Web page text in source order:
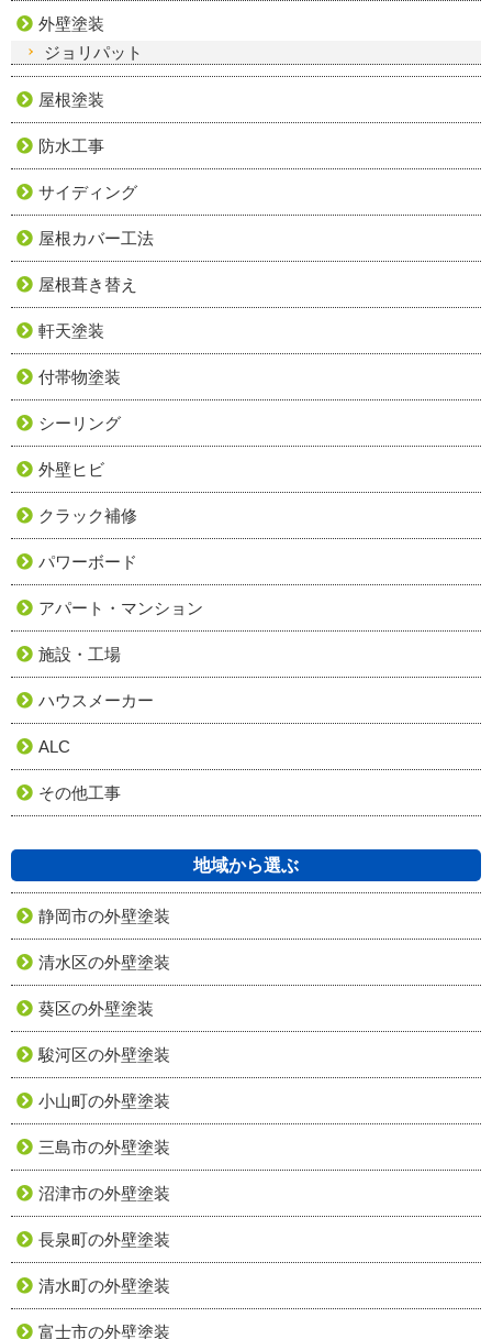
外壁塗装
ジョリパット
屋根塗装
防水工事
サイディング
屋根カバー工法
屋根葺き替え
軒天塗装
付帯物塗装
シーリング
外壁ヒビ
クラック補修
パワーボード
アパート・マンション
施設・工場
ハウスメーカー
ALC
その他工事
地域から選ぶ
静岡市の外壁塗装
清水区の外壁塗装
葵区の外壁塗装
駿河区の外壁塗装
小山町の外壁塗装
三島市の外壁塗装
沼津市の外壁塗装
長泉町の外壁塗装
清水町の外壁塗装
富士市の外壁塗装